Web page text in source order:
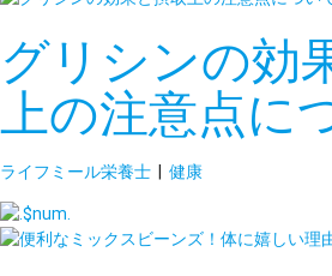
グリシンの効
上の注意点に
ライフミール栄養士 健康